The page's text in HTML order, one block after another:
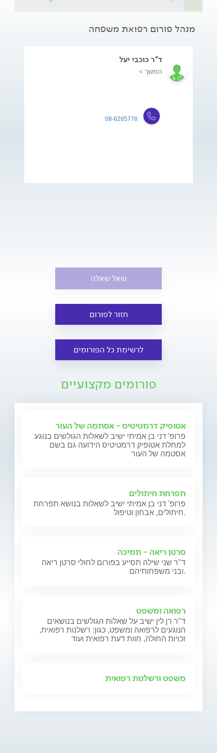
מנהל פורום רפואת משפחה
ד"ר כוכבי יעל
המשך >
08-6285778
שאל שאלה
חזור לפורום
לרשימת כל הפורומים
פורומים מקצועיים
אטופיק דרמטיטיס - אסתמה של העור
פרופ' דני בן אמיתי ישיב לשאלות הגולשים בנוגע
למחלת אטופיק דרמטיטיס הידועה גם בשם
אסטמה של העור
תפרחת חיתולים
פרופ' דני בן אמיתי ישיב לשאלות בנושא תפרחת
חיתולים, אבחון וטיפול.
סרטן ריאה - תמיכה
ד"ר שני שילה תסייע בפורום לחולי סרטן ריאה
ובני משפחותיהם.
רפואה ומשפט
ד"ר רן לין ישיב על שאלות הגולשים בנושאים
הנוגעים לרפואה ומשפט, כגון: רשלנות רפואית,
זכויות החולה, חוות דעת רפואית ועוד
משפט ורשלנות רפואית